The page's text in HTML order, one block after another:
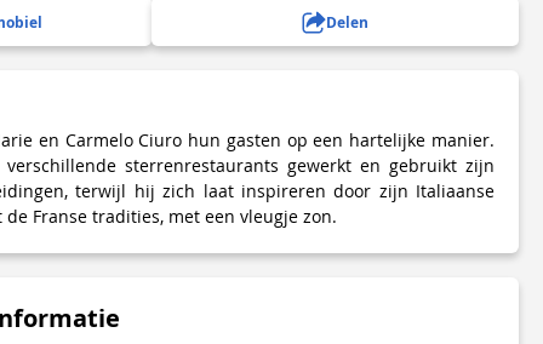
Delen
en Carmelo Ciuro hun gasten op een hartelijke manier.
sterrenrestaurants gewerkt en gebruikt zijn
terwijl hij zich laat inspireren door zijn Italiaanse
de Franse tradities, met een vleugje zon.